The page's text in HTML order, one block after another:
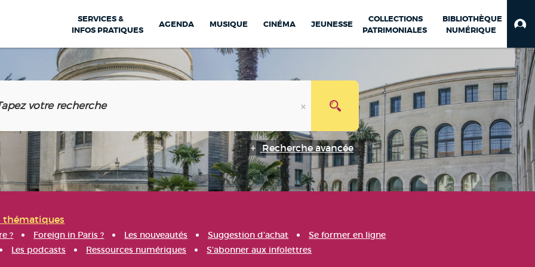
SERVICES &
INFOS PRATIQUES
AGENDA MUSIQUE CINÉMA JEUNESSE
COLLECTIONS
PATRIMONIALES
BIBLIOTHÈQUE
NUMÉRIQUE
Recherche avancée
thématiques
? Foreign in Paris ? Les nouveautés Suggestion d'achat
Se former en ligne
Les podcasts Ressources numériques S'abonner aux infolettres